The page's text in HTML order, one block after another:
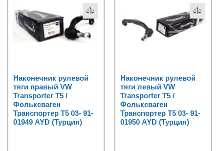
Наконечник рулевой
тяги правый VW
Transporter T5 /
Фольксваген
Транспортер Т5 03- 91-
01949 AYD (Турция)
Наконечник рулевой
тяги левый VW
Transporter T5 /
Фольксваген
Транспортер Т5 03- 91-
01950 AYD (Турция)